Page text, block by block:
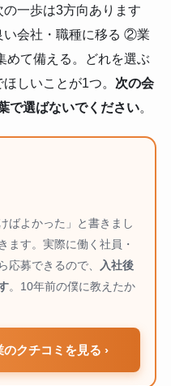
の一歩は3方向あります
会社・職種に移る ②業
て備える。どれを選ぶ
しいことが1つ。 次の会
で選ばないでください。
ばよかった」と書きまし
ます。実際に働く社員・
応募できるので、
入社後
。10年前の僕に教えたか
クチコミを見る ›